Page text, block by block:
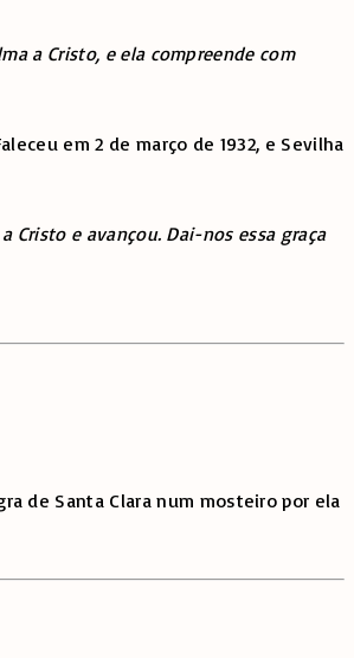
a Cristo, e ela compreende com
em 2 de março de 1932, e Sevilha
Cristo e avançou. Dai-nos essa graça
de Santa Clara num mosteiro por ela